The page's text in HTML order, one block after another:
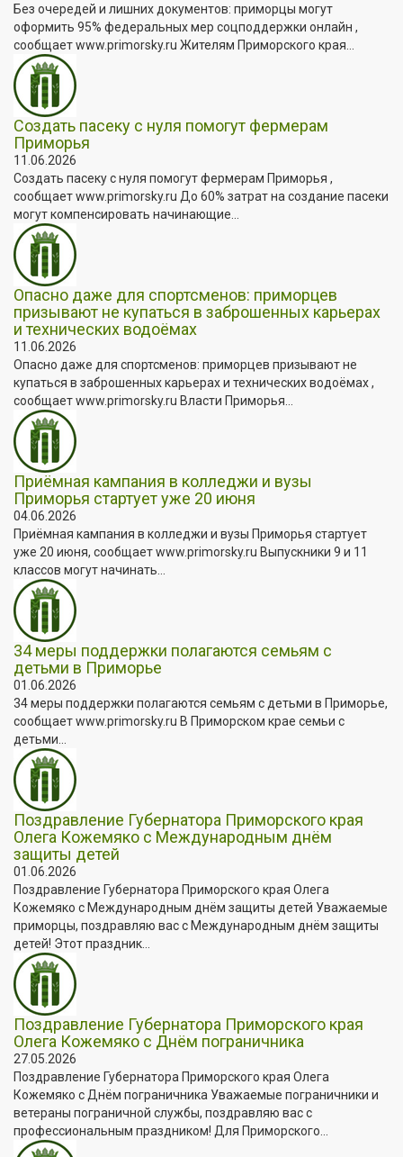
Без очередей и лишних документов: приморцы могут
оформить 95% федеральных мер соцподдержки онлайн ,
сообщает www.primorsky.ru Жителям Приморского края...
Создать пасеку с нуля помогут фермерам
Приморья
11.06.2026
Создать пасеку с нуля помогут фермерам Приморья ,
сообщает www.primorsky.ru До 60% затрат на создание пасеки
могут компенсировать начинающие...
Опасно даже для спортсменов: приморцев
призывают не купаться в заброшенных карьерах
и технических водоёмах
11.06.2026
Опасно даже для спортсменов: приморцев призывают не
купаться в заброшенных карьерах и технических водоёмах ,
сообщает www.primorsky.ru Власти Приморья...
Приёмная кампания в колледжи и вузы
Приморья стартует уже 20 июня
04.06.2026
Приёмная кампания в колледжи и вузы Приморья стартует
уже 20 июня, сообщает www.primorsky.ru Выпускники 9 и 11
классов могут начинать...
34 меры поддержки полагаются семьям с
детьми в Приморье
01.06.2026
34 меры поддержки полагаются семьям с детьми в Приморье,
сообщает www.primorsky.ru В Приморском крае семьи с
детьми...
Поздравление Губернатора Приморского края
Олега Кожемяко с Международным днём
защиты детей
01.06.2026
Поздравление Губернатора Приморского края Олега
Кожемяко с Международным днём защиты детей Уважаемые
приморцы, поздравляю вас с Международным днём защиты
детей! Этот праздник...
Поздравление Губернатора Приморского края
Олега Кожемяко с Днём пограничника
27.05.2026
Поздравление Губернатора Приморского края Олега
Кожемяко с Днём пограничника Уважаемые пограничники и
ветераны пограничной службы, поздравляю вас с
профессиональным праздником! Для Приморского...